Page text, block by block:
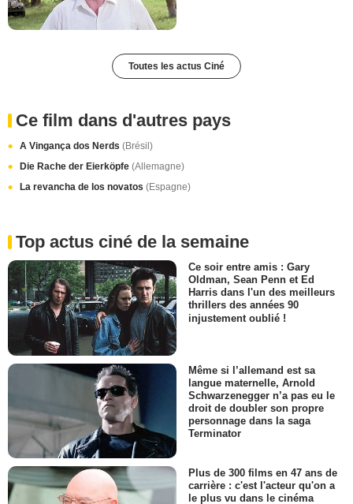
Toutes les actus Ciné
Ce film dans d'autres pays
A Vingança dos Nerds (Brésil)
Die Rache der Eierköpfe (Allemagne)
La revancha de los novatos (Espagne)
Top actus ciné de la semaine
Ce soir entre amis : Gary
Oldman, Sean Penn et Ed
Harris dans l'un des meilleurs
thrillers des années 90
injustement oublié !
Même si l’allemand est sa
langue maternelle, Arnold
Schwarzenegger n’a pas eu le
droit de doubler son propre
personnage dans la saga
Terminator
Plus de 300 films en 47 ans de
carrière : c'est l'acteur qu'on a
le plus vu dans le cinéma